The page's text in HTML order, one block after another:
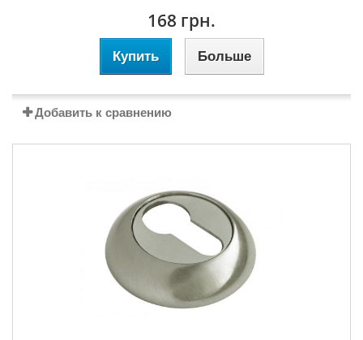
168 грн.
Купить Больше
Добавить к сравнению